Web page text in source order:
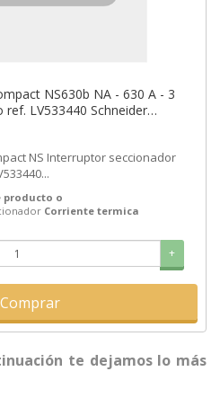
NS630b NA - 630 A - 3
LV533440 Schneider
producto o
Corriente termica
+
Comprar
te dejamos lo más